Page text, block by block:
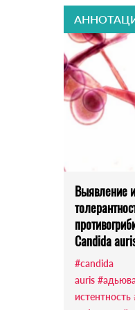
Выявление
Candida
#candida
auris
истентность